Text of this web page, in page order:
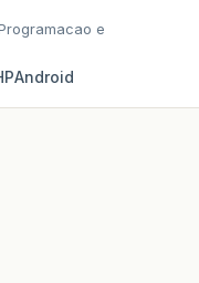
e
Android